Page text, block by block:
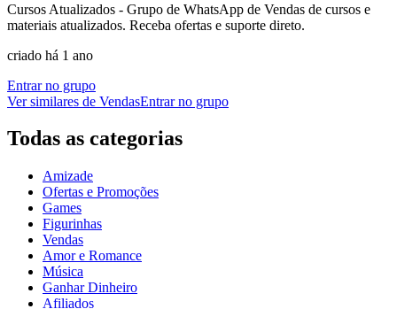
Cursos Atualizados - Grupo de WhatsApp de Vendas de cursos e
materiais atualizados. Receba ofertas e suporte direto.
criado há 1 ano
Entrar no grupo
Ver similares de VendasEntrar no grupo
Todas as categorias
Amizade
Ofertas e Promoções
Games
Figurinhas
Vendas
Amor e Romance
Música
Ganhar Dinheiro
Afiliados